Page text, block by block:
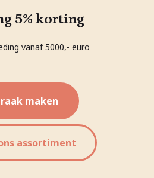
5% korting
vanaf 5000,- euro
maken
assortiment